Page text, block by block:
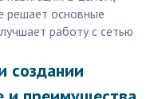
решает основные
работу с сетью
создании